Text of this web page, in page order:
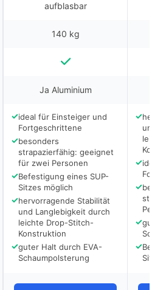
aufblasbar
140 kg
Ja Aluminium
✓ideal für Einsteiger und
Fortgeschrittene
✓besonders
strapazierfähig: geeignet
für zwei Personen
✓Befestigung eines SUP-
Sitzes möglich
✓hervorragende Stabilität
und Langlebigkeit durch
leichte Drop-Stitch-
Konstruktion
✓guter Halt durch EVA-
Schaumpolsterung
✓
✓
✓
✓
✓